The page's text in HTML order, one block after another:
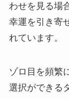
わせを見る場
幸運を引き寄
れています。
ゾロ目を頻繁
選択ができる